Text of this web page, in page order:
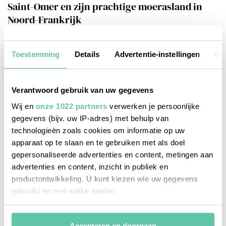
Toestemming Details Advertentie-instellingen
Verantwoord gebruik van uw gegevens
Wij en onze 1022 partners verwerken je persoonlijke
gegevens (bijv. uw IP-adres) met behulp van
technologieën zoals cookies om informatie op uw
apparaat op te slaan en te gebruiken met als doel
gepersonaliseerde advertenties en content, metingen aan
advertenties en content, inzicht in publiek en
productontwikkeling. U kunt kiezen wie uw gegevens
gebruikt en met welke doelen.
Als u het toestaat, willen we ook graag:
Saint-Omer en zijn prachtige moerasland in
Noord-Frankrijk